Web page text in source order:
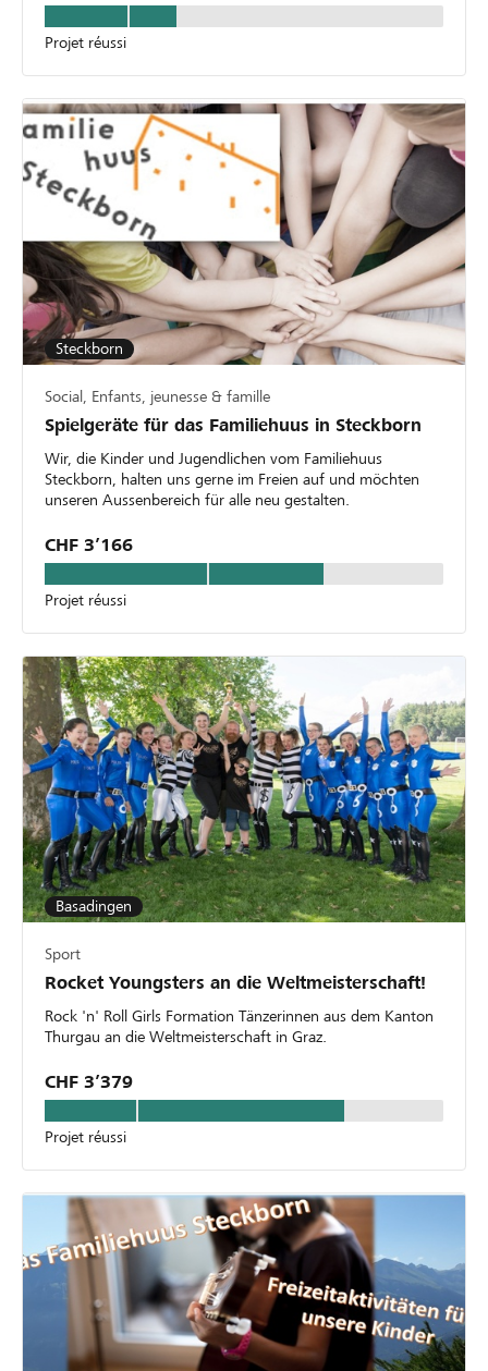
Projet réussi
Steckborn
Social, Enfants, jeunesse & famille
Spielgeräte für das Familiehuus in Steckborn
Wir, die Kinder und Jugendlichen vom Familiehuus
Steckborn, halten uns gerne im Freien auf und möchten
unseren Aussenbereich für alle neu gestalten.
CHF 3’166
Projet réussi
Basadingen
Sport
Rocket Youngsters an die Weltmeisterschaft!
Rock 'n' Roll Girls Formation Tänzerinnen aus dem Kanton
Thurgau an die Weltmeisterschaft in Graz.
CHF 3’379
Projet réussi